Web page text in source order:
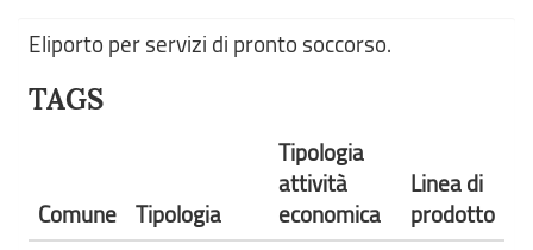
Eliporto per servizi di pronto soccorso.
TAGS
Comune Tipologia
Tipologia
attività
economica
Linea di
prodotto